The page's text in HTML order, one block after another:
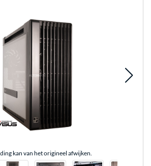
kan van het origineel afwijken.